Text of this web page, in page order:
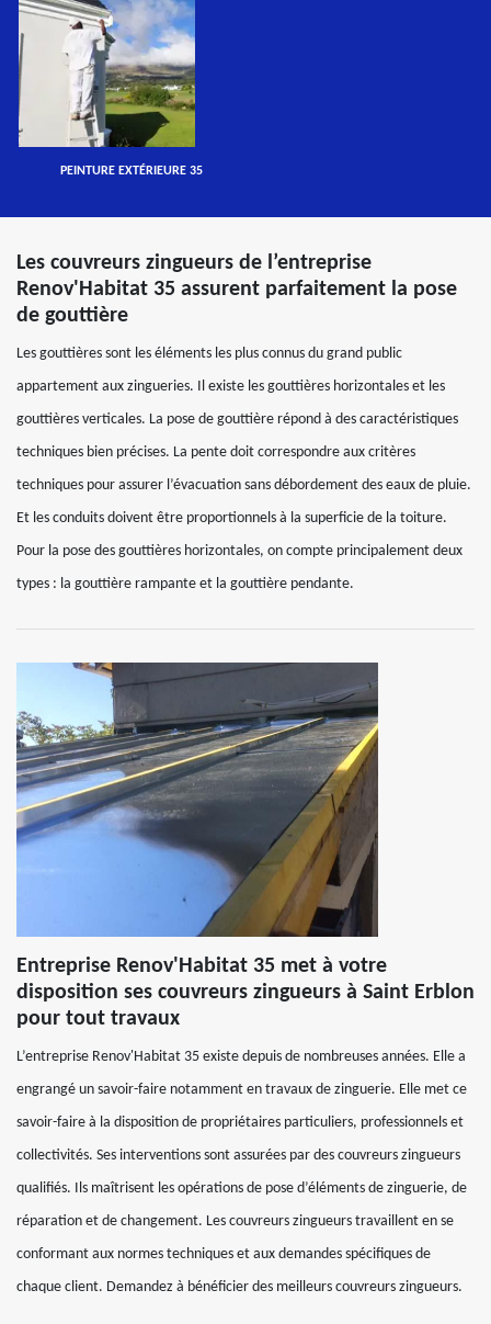
PEINTURE EXTÉRIEURE 35
Les couvreurs zingueurs de l’entreprise
Renov'Habitat 35 assurent parfaitement la pose
de gouttière
Les gouttières sont les éléments les plus connus du grand public
appartement aux zingueries. Il existe les gouttières horizontales et les
gouttières verticales. La pose de gouttière répond à des caractéristiques
techniques bien précises. La pente doit correspondre aux critères
techniques pour assurer l’évacuation sans débordement des eaux de pluie.
Et les conduits doivent être proportionnels à la superficie de la toiture.
Pour la pose des gouttières horizontales, on compte principalement deux
types : la gouttière rampante et la gouttière pendante.
Entreprise Renov'Habitat 35 met à votre
disposition ses couvreurs zingueurs à Saint Erblon
pour tout travaux
L’entreprise Renov'Habitat 35 existe depuis de nombreuses années. Elle a
engrangé un savoir-faire notamment en travaux de zinguerie. Elle met ce
savoir-faire à la disposition de propriétaires particuliers, professionnels et
collectivités. Ses interventions sont assurées par des couvreurs zingueurs
qualifiés. Ils maîtrisent les opérations de pose d’éléments de zinguerie, de
réparation et de changement. Les couvreurs zingueurs travaillent en se
conformant aux normes techniques et aux demandes spécifiques de
chaque client. Demandez à bénéficier des meilleurs couvreurs zingueurs.